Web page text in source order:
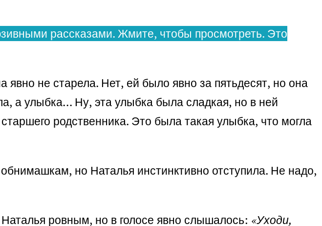
рассказами. Жмите, чтобы просмотреть. Это
не старела. Нет, ей было явно за пятьдесят, но она
а улыбка… Ну, эта улыбка была сладкая, но в ней
родственника. Это была такая улыбка, что могла
обнимашкам, но Наталья инстинктивно отступила. Не надо,
ровным, но в голосе явно слышалось: «Уходи,